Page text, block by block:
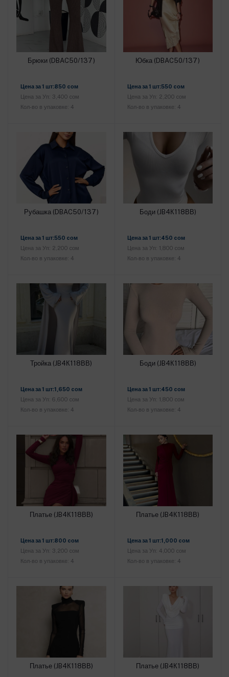
Брюки (DBAC50/137)
Цена за 1 шт:850 cом
Цена за Уп: 3,400 cом
Кол-во в упаковке: 4
Юбка (DBAC50/137)
Цена за 1 шт:550 cом
Цена за Уп: 2,200 cом
Кол-во в упаковке: 4
Рубашка (DBAC50/137)
Цена за 1 шт:550 cом
Цена за Уп: 2,200 cом
Кол-во в упаковке: 4
Боди (JB4К118ВВ)
Цена за 1 шт:450 cом
Цена за Уп: 1,800 cом
Кол-во в упаковке: 4
Тройка (JB4К118ВВ)
Цена за 1 шт:1,650 cом
Цена за Уп: 6,600 cом
Кол-во в упаковке: 4
Боди (JB4К118ВВ)
Цена за 1 шт:450 cом
Цена за Уп: 1,800 cом
Кол-во в упаковке: 4
Платье (JB4К118ВВ)
Цена за 1 шт:800 cом
Цена за Уп: 3,200 cом
Кол-во в упаковке: 4
Платье (JB4К118ВВ)
Цена за 1 шт:1,000 cом
Цена за Уп: 4,000 cом
Кол-во в упаковке: 4
Платье (JB4К118ВВ) Платье (JB4К118ВВ)